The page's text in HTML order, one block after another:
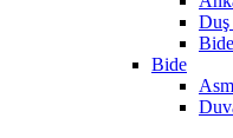
Duş
Bide